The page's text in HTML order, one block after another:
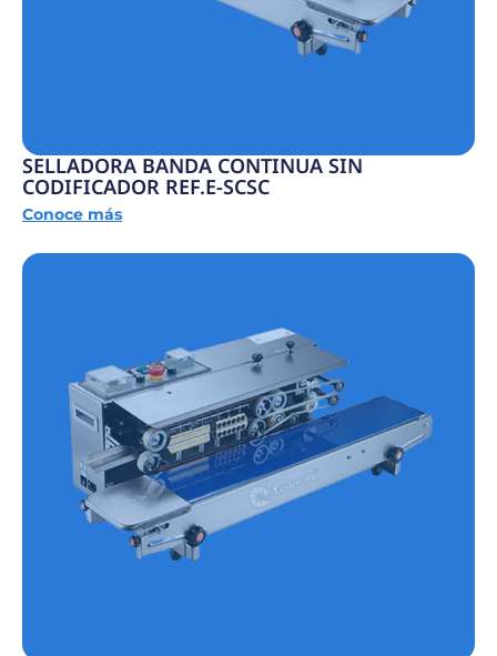
SELLADORA BANDA CONTINUA SIN
CODIFICADOR REF.E-SCSC
Conoce más